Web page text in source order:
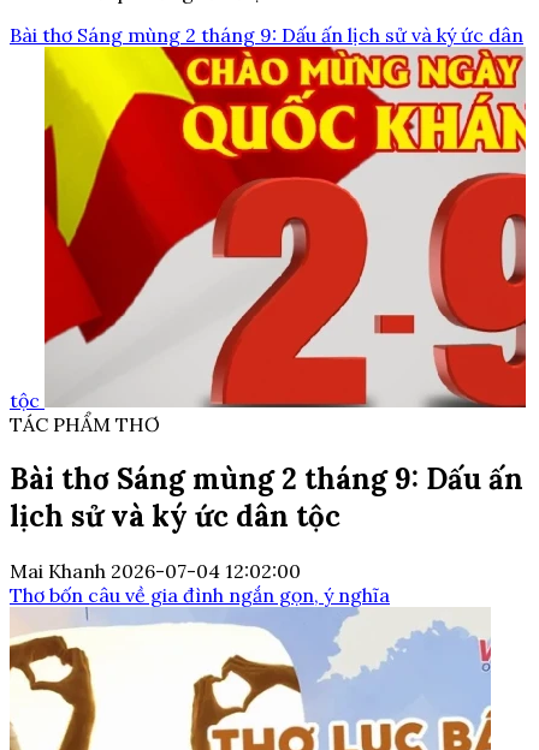
Bài thơ Sáng mùng 2 tháng 9: Dấu ấn lịch sử và ký ức dân
tộc
TÁC PHẨM THƠ
Bài thơ Sáng mùng 2 tháng 9: Dấu ấn
lịch sử và ký ức dân tộc
Mai Khanh 2026-07-04 12:02:00
Thơ bốn câu về gia đình ngắn gọn, ý nghĩa